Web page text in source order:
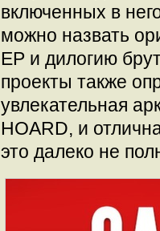
включенных в
можно назвать
EP и дилогию
проекты также
увлекательная
HOARD, и
это далеко не